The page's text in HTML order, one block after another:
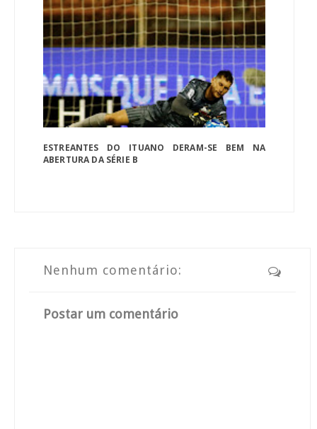
ESTREANTES DO ITUANO DERAM-SE BEM NA
ABERTURA DA SÉRIE B
Nenhum comentário:
Postar um comentário